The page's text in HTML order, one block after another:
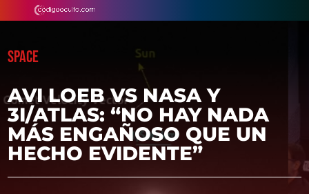
SPACE
AVI LOEB VS NASA Y
3I/ATLAS: “NO HAY NADA
MÁS ENGAÑOSO QUE UN
HECHO EVIDENTE”